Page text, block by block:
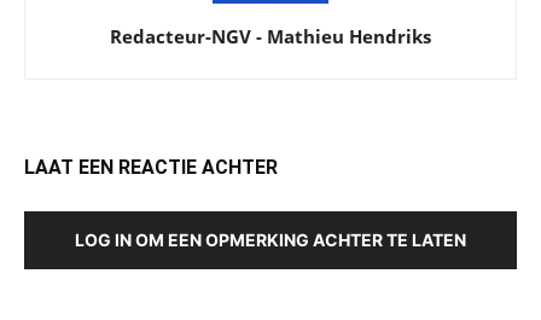
Redacteur-NGV - Mathieu Hendriks
LAAT EEN REACTIE ACHTER
LOG IN OM EEN OPMERKING ACHTER TE LATEN